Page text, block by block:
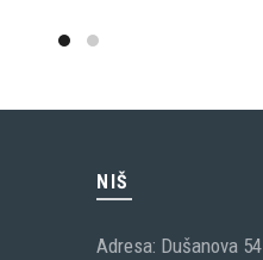
NIŠ
Adresa: Dušanova 54